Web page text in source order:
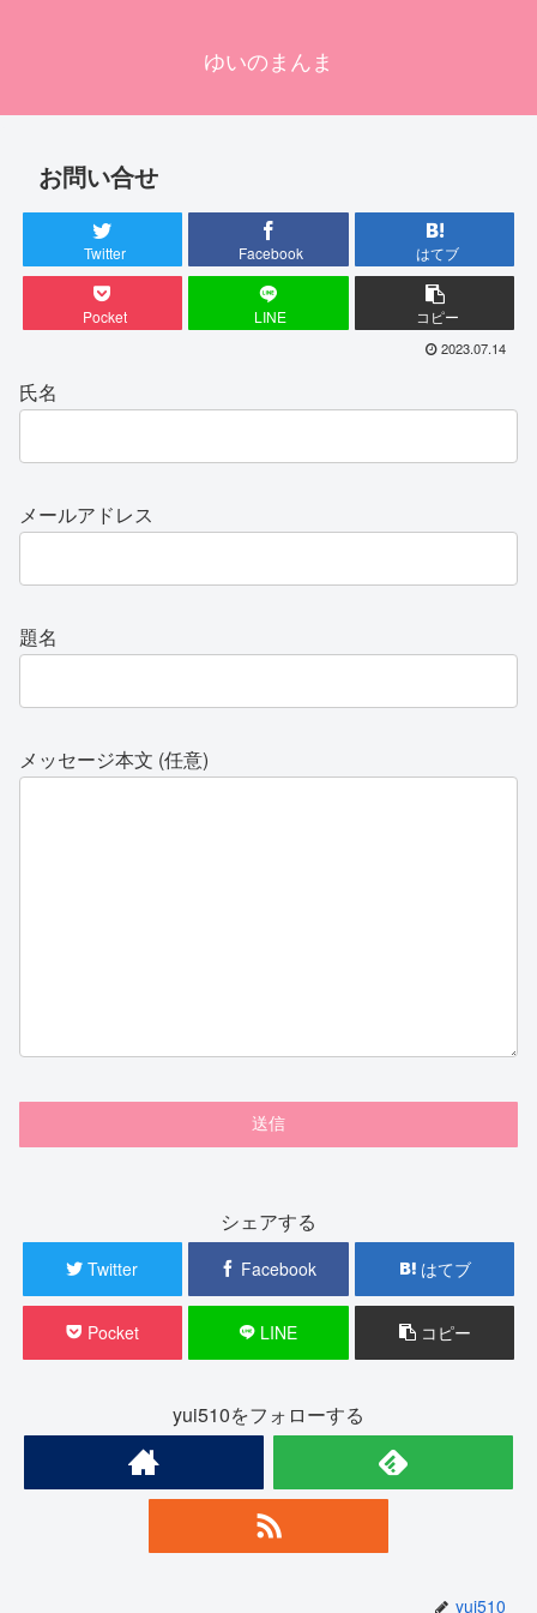
ゆいのまんま
お問い合せ
Twitter Facebook はてブ
Pocket LINE コピー
2023.07.14
氏名
メールアドレス
題名
メッセージ本文 (任意)
シェアする
Twitter Facebook はてブ
Pocket LINE コピー
yui510をフォローする
yui510